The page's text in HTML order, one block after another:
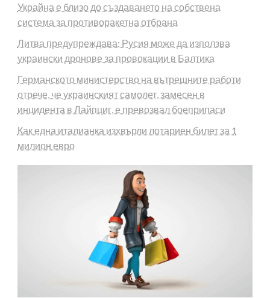
Украйна е близо до създаването на собствена
система за противоракетна отбрана
Литва предупреждава: Русия може да използва
украински дронове за провокации в Балтика
Германското министерство на вътрешните работи
отрече, че украинският самолет, замесен в
инцидента в Лайпциг, е превозвал боеприпаси
Как една италианка изхвърли лотариен билет за 1
милион евро